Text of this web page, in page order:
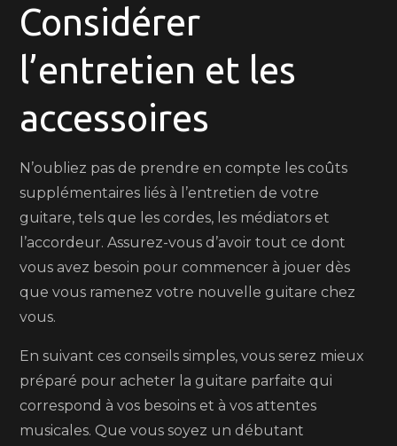
Considérer
l’entretien et les
accessoires
N’oubliez pas de prendre en compte les coûts
supplémentaires liés à l’entretien de votre
guitare, tels que les cordes, les médiators et
l’accordeur. Assurez-vous d’avoir tout ce dont
vous avez besoin pour commencer à jouer dès
que vous ramenez votre nouvelle guitare chez
vous.
En suivant ces conseils simples, vous serez mieux
préparé pour acheter la guitare parfaite qui
correspond à vos besoins et à vos attentes
musicales. Que vous soyez un débutant